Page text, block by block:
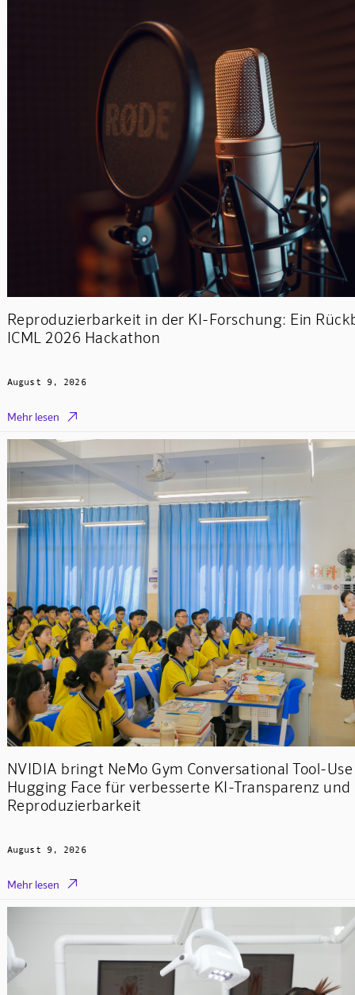
Reproduzierbarkeit in der KI-Forschung: Ein
ICML 2026 Hackathon
August 9, 2026
Mehr lesen 
NVIDIA bringt NeMo Gym Conversational Tool-
Hugging Face für verbesserte KI-Transparenz und
Reproduzierbarkeit
August 9, 2026
Mehr lesen 